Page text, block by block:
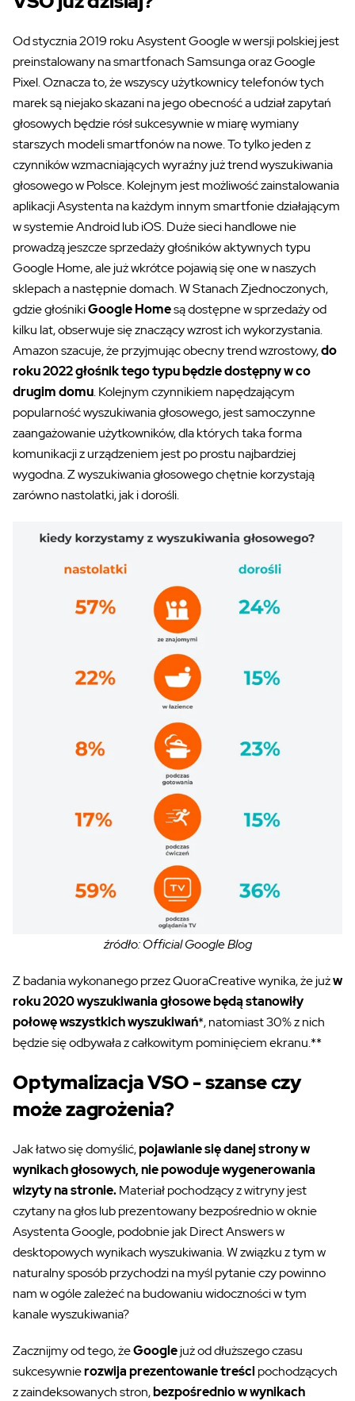
Od stycznia 2019 roku Asystent Google w wersji polskiej jest
preinstalowany na smartfonach Samsunga oraz Google
Pixel. Oznacza to, że wszyscy użytkownicy telefonów tych
marek są niejako skazani na jego obecność a udział zapytań
głosowych będzie rósł sukcesywnie w miarę wymiany
starszych modeli smartfonów na nowe. To tylko jeden z
czynników wzmacniających wyraźny już trend wyszukiwania
głosowego w Polsce. Kolejnym jest możliwość zainstalowania
aplikacji Asystenta na każdym innym smartfonie działającym
w systemie Android lub iOS. Duże sieci handlowe nie
prowadzą jeszcze sprzedaży głośników aktywnych typu
Google Home, ale już wkrótce pojawią się one w naszych
sklepach a następnie domach. W Stanach Zjednoczonych,
gdzie głośnikiGoogle Homesą dostępne w sprzedaży od
kilku lat, obserwuje się znaczący wzrost ich wykorzystania.
Amazon szacuje, że przyjmując obecny trend wzrostowy,do
roku 2022 głośnik tego typu będzie dostępny w co
drugim domu. Kolejnym czynnikiem napędzającym
popularność wyszukiwania głosowego, jest samoczynne
zaangażowanie użytkowników, dla których taka forma
komunikacji z urządzeniem jest po prostu najbardziej
wygodna. Z wyszukiwania głosowego chętnie korzystają
zarówno nastolatki, jak i dorośli.
źródło: Official Google Blog
Z badania wykonanego przez QuoraCreative wynika, że jużw
roku 2020 wyszukiwania głosowe będą stanowiły
połowę wszystkich wyszukiwań*, natomiast 30% z nich
będzie się odbywała z całkowitym pominięciem ekranu.**
Optymalizacja VSO - szanse czy
może zagrożenia?
Jak łatwo się domyślić,pojawianie się danej strony w
wynikach głosowych, nie powoduje wygenerowania
wizyty na stronie.Materiał pochodzący z witryny jest
czytany na głos lub prezentowany bezpośrednio w oknie
Asystenta Google, podobnie jak Direct Answers w
desktopowych wynikach wyszukiwania. W związku z tym w
naturalny sposób przychodzi na myśl pytanie czy powinno
nam w ogóle zależeć na budowaniu widoczności w tym
kanale wyszukiwania?
Zacznijmy od tego, żeGooglejuż od dłuższego czasu
sukcesywnierozwija prezentowanie treścipochodzących
z zaindeksowanych stron,bezpośrednio w wynikach